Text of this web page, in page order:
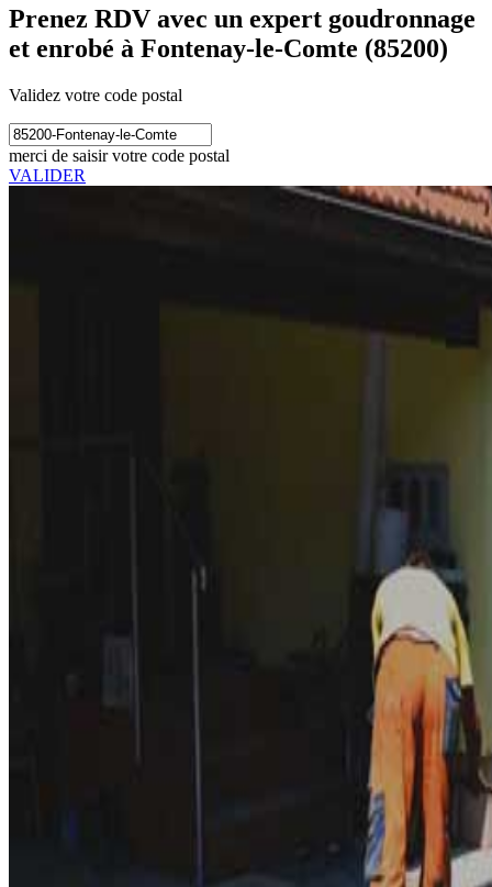
Prenez RDV avec un expert goudronnage
et enrobé à Fontenay-le-Comte (85200)
Validez votre code postal
merci de saisir votre code postal
VALIDER